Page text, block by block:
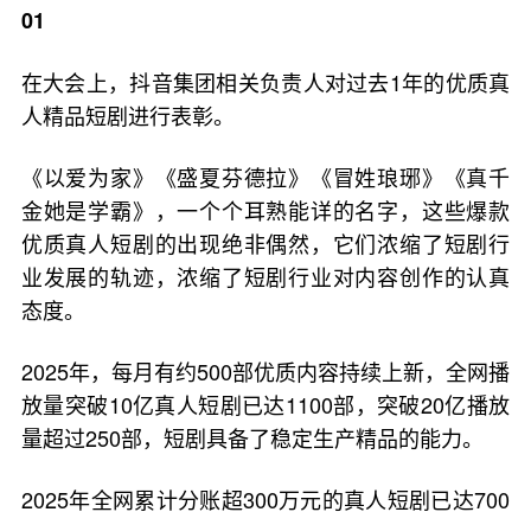
01
在大会上，抖音集团相关负责人对过去1年的优质真
人精品短剧进行表彰。
《以爱为家》《盛夏芬德拉》《冒姓琅琊》《真千
金她是学霸》，一个个耳熟能详的名字，这些爆款
优质真人短剧的出现绝非偶然，它们浓缩了短剧行
业发展的轨迹，浓缩了短剧行业对内容创作的认真
态度。
2025年，每月有约500部优质内容持续上新，全网播
放量突破10亿真人短剧已达1100部，突破20亿播放
量超过250部，短剧具备了稳定生产精品的能力。
2025年全网累计分账超300万元的真人短剧已达700